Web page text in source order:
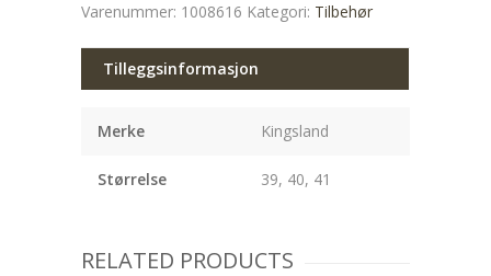
Varenummer: 1008616 Kategori: Tilbehør
Tilleggsinformasjon
Merke Kingsland
Størrelse 39, 40, 41
RELATED PRODUCTS